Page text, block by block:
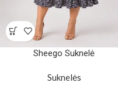
Sheego Suknelė
Suknelės